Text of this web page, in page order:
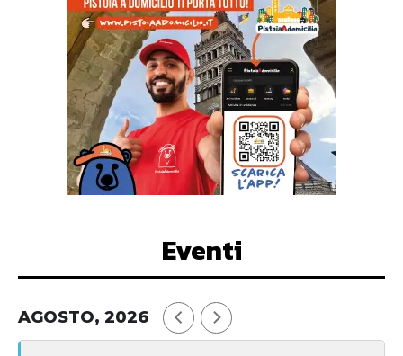
Eventi
AGOSTO, 2026